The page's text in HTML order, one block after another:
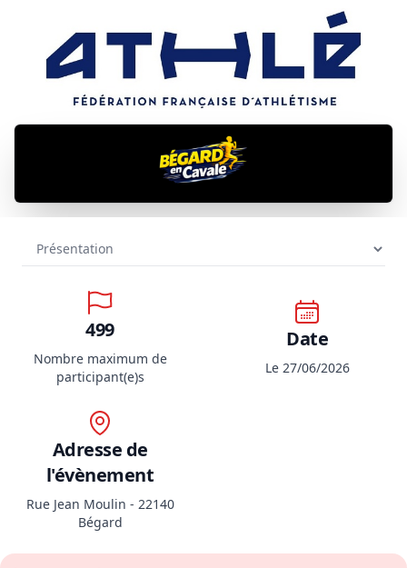
499
Nombre maximum de
participant(e)s
Date
Le 27/06/2026
Adresse de
l'évènement
Rue Jean Moulin - 22140
Bégard